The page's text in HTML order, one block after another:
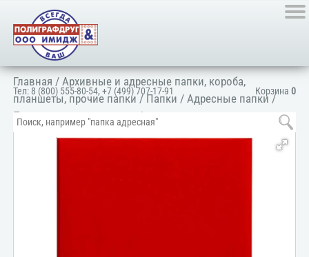
Корзина 0
Тел: 8 (800) 555-80-54,+7 (499) 707-17-91
Главная /Архивные и адресные папки, короба,
планшеты, прочие папки/Папки /Адресные папки/
Папка адресная деловая
/